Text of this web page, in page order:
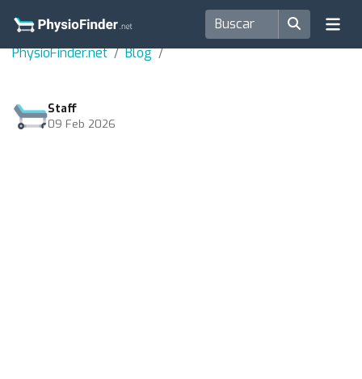
PhysioFinder.net Blog
Staff
09 Feb 2026